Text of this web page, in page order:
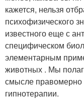
кажется, нельзя
психофизического
известного еще с
специфическом
элементарным
животных . Мы
смысле правомерно
гипнотерапии.